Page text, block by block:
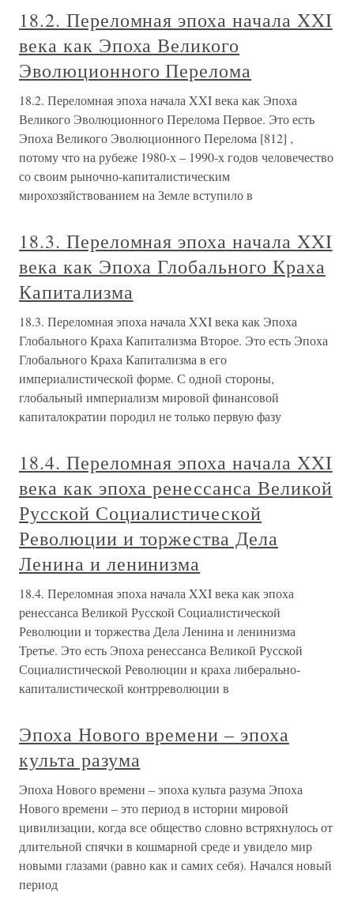
18.2. Переломная эпоха начала XXI
века как Эпоха Великого
Эволюционного Перелома
18.2. Переломная эпоха начала XXI века как Эпоха
Великого Эволюционного Перелома Первое. Это есть
Эпоха Великого Эволюционного Перелома [812] ,
потому что на рубеже 1980-х – 1990-х годов человечество
со своим рыночно-капиталистическим
мирохозяйствованием на Земле вступило в
18.3. Переломная эпоха начала XXI
века как Эпоха Глобального Краха
Капитализма
18.3. Переломная эпоха начала XXI века как Эпоха
Глобального Краха Капитализма Второе. Это есть Эпоха
Глобального Краха Капитализма в его
империалистической форме. С одной стороны,
глобальный империализм мировой финансовой
капиталократии породил не только первую фазу
18.4. Переломная эпоха начала XXI
века как эпоха ренессанса Великой
Русской Социалистической
Революции и торжества Дела
Ленина и ленинизма
18.4. Переломная эпоха начала XXI века как эпоха
ренессанса Великой Русской Социалистической
Революции и торжества Дела Ленина и ленинизма
Третье. Это есть Эпоха ренессанса Великой Русской
Социалистической Революции и краха либерально-
капиталистической контрреволюции в
Эпоха Нового времени – эпоха
культа разума
Эпоха Нового времени – эпоха культа разума Эпоха
Нового времени – это период в истории мировой
цивилизации, когда все общество словно встряхнулось от
длительной спячки в кошмарной среде и увидело мир
новыми глазами (равно как и самих себя). Начался новый
период